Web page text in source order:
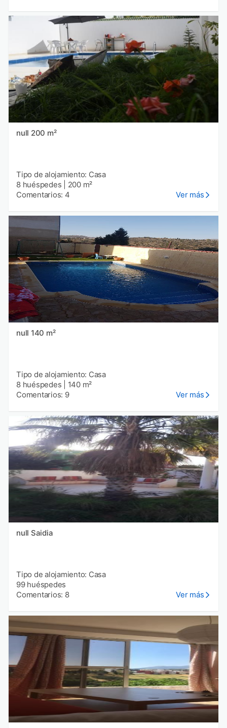
null 200 m²
Tipo de alojamiento: Casa
8 huéspedes
200 m²
Comentarios: 4
Ver más
null 140 m²
Tipo de alojamiento: Casa
8 huéspedes
140 m²
Comentarios: 9
Ver más
null Saidia
Tipo de alojamiento: Casa
99 huéspedes
Comentarios: 8
Ver más